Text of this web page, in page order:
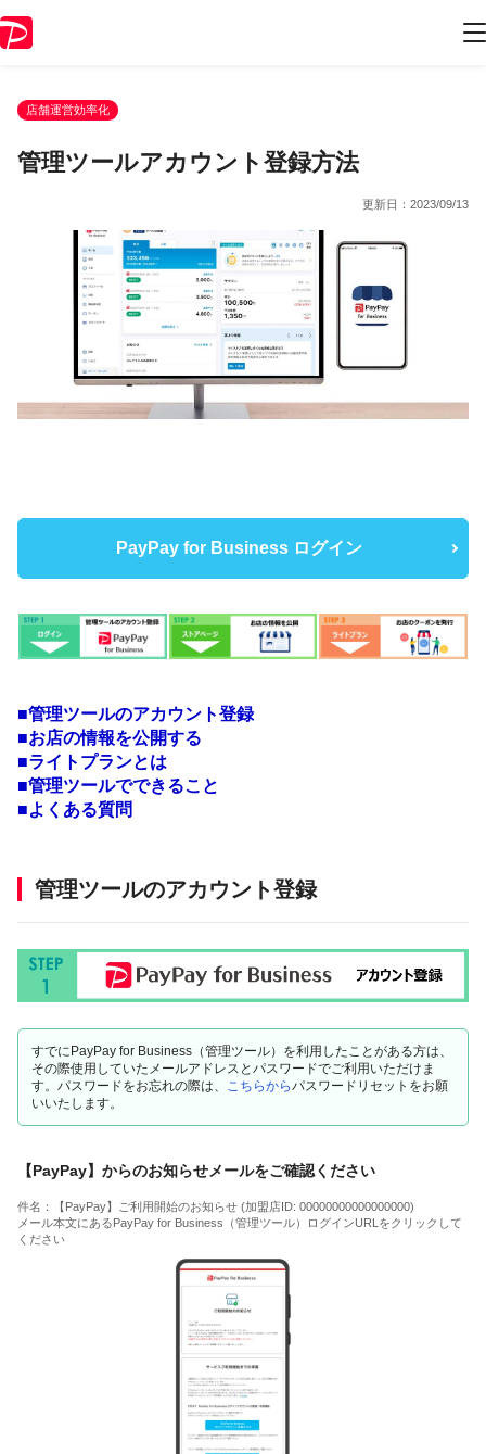
店舗運営効率化
管理ツールアカウント登録方法
更新日： 2023/09/13
PayPay for Business ログイン
■管理ツールのアカウント登録
■お店の情報を公開する
■ライトプランとは
■管理ツールでできること
■よくある質問
管理ツールのアカウント登録
すでにPayPay for Business（管理ツール）を利用したことがある方は、
その際使用していたメールアドレスとパスワードでご利用いただけま
す。パスワードをお忘れの際は、 こちらからパスワードリセットをお願
いいたします。
【PayPay】からのお知らせメールをご確認ください
件名：【PayPay】ご利用開始のお知らせ (加盟店ID: 00000000000000000)
メール本文にあるPayPay for Business（管理ツール）ログインURLをクリックして
ください